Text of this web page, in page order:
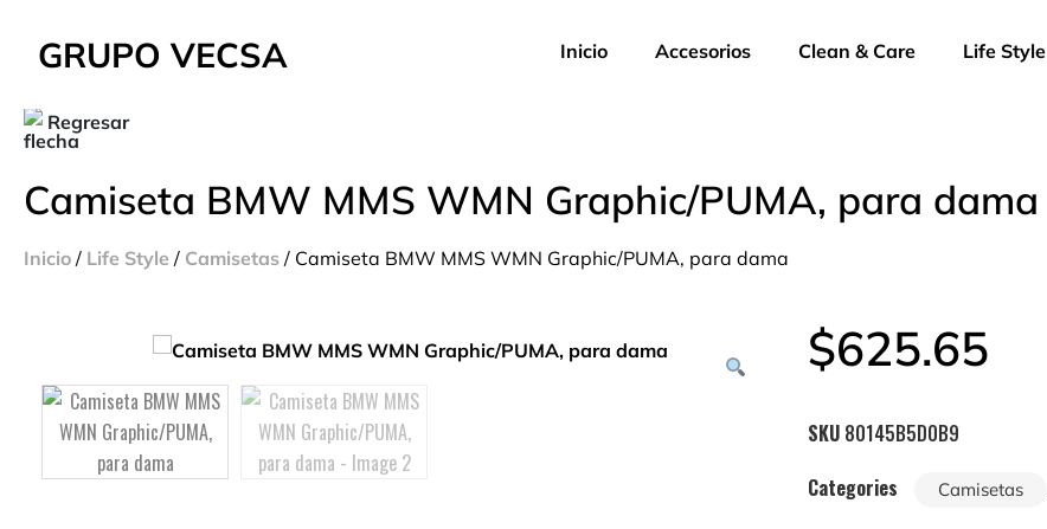
GRUPO VECSA Inicio Accesorios Clean & Care Life Style
Regresar
Camiseta BMW MMS WMN Graphic/PUMA, para dama
Inicio / Life Style / Camisetas / Camiseta BMW MMS WMN Graphic/PUMA, para dama
$625.65
SKU 80145B5D0B9
Categories
Camisetas